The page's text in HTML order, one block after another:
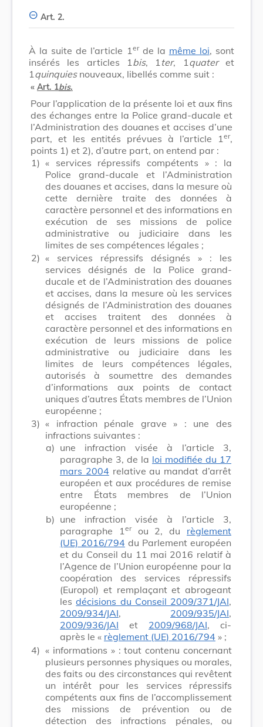
Art. 2.
À la suite de l’article 1 erde la même loi, sont
insérés les articles 1 bis, 1 ter, 1 quateret
1 quinquiesnouveaux, libellés comme suit :
« Art. 1bis.
Pour l’application de la présente loi et aux fins
des échanges entre la Police grand-ducale et
l’Administration des douanes et accises d’une
part, et les entités prévues à l’article 1 er,
points 1) et 2), d’autre part, on entend par :
1) « services répressifs compétents » : la
Police grand-ducale et l’Administration
des douanes et accises, dans la mesure où
cette dernière traite des données à
caractère personnel et des informations en
exécution de ses missions de police
administrative ou judiciaire dans les
limites de ses compétences légales ;
2) « services répressifs désignés » : les
services désignés de la Police grand-
ducale et de l’Administration des douanes
et accises, dans la mesure où les services
désignés de l’Administration des douanes
et accises traitent des données à
caractère personnel et des informations en
exécution de leurs missions de police
administrative ou judiciaire dans les
limites de leurs compétences légales,
autorisés à soumettre des demandes
d’informations aux points de contact
uniques d’autres États membres de l’Union
européenne ;
3) « infraction pénale grave » : une des
infractions suivantes :
a) une infraction visée à l’article 3,
paragraphe 3, de la loi modifiée du 17
mars 2004 relative au mandat d’arrêt
européen et aux procédures de remise
entre États membres de l’Union
européenne ;
b) une infraction visée à l’article 3,
paragraphe 1 erou 2, du règlement
(UE) 2016/794 du Parlement européen
et du Conseil du 11 mai 2016 relatif à
l’Agence de l’Union européenne pour la
coopération des services répressifs
(Europol) et remplaçant et abrogeant
lesdécisions du Conseil 2009/371/JAI,
2009/934/JAI, 2009/935/JAI,
2009/936/JAI et 2009/968/JAI, ci-
après le « règlement (UE) 2016/794 » ;
4) « informations » : tout contenu concernant
plusieurs personnes physiques ou morales,
des faits ou des circonstances qui revêtent
un intérêt pour les services répressifs
compétents aux fins de l’accomplissement
des missions de prévention ou de
détection des infractions pénales, ou